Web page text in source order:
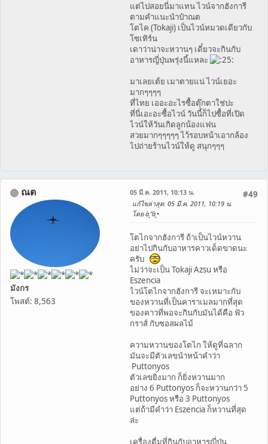
แต่ไปสอยนี่มาแทน ไวน์จากฮังการี
ตามคำแนะนำป๋าณต
โตไค (Tokaji) เป็นไวน์หมวดเดียวกับ
โซเทิร์น
เดาว่าน่าจะหวานๆ เดี๋ยวจะกินกับ
อาหารญี่ปุ่นพรุ่งนี้แหละ
มาเลยเต้ย เมาตายแน่ ไวน์เยอะ
มากๆๆๆๆ
ที่ไทย เออะอะไรซื้อตุ๊กตาใช่ปะ
ที่นี่เอะอะซื้อไวน์ วันนี้ก็ไปซื้อที่เปิด
ไวน์ให้วันเกิดลูกน้องแฟน
สวยมากๆๆๆๆๆ ไว้รอบหน้าเอากล้อง
ไปถ่ายร้านไวน์ให้ดู สนุกๆๆๆ
ณต
มังกร
โพสต์: 8,563
#49
05 มี.ค. 2011, 10:13 น.
แก้ไขล่าสุด: 05 มี.ค. 2011, 10:19 น.
โดย à¸“à¸•
โตไกจากฮังการี ถ้าเป็นไวน์หวาน
อย่าไปกินกับอาหารคาวเด็ดขาดนะ
ครับ
ไม่ว่าจะเป็น Tokaji Azsu หรือ
Eszencia
ไวน์โตไกจากฮังการี จะเหมาะกับ
ของหวานที่เป็นคาราเมลมากที่สุด
ของคาวที่พอจะกินกับมันได้คือ ฟัว
กราส์ กับซอสผลไม้
ความหวานของโตไก ให้ดูที่ฉลาก
มันจะมีตัวเลขนำหน้าคำว่า
Puttonyos
ตัวเลขยิ่งมาก ก็ยิ่งหวานมาก
อย่าง 6 Puttonyos ก็จะหวานกว่า 5
Puttonyos หรือ 3 Puttonyos
แต่ถ้ามีคำว่า Eszencia ก็หวานที่สุด
ล่ะ
เครื่องดื่มที่กินกับอาหารญี่ปุ่น